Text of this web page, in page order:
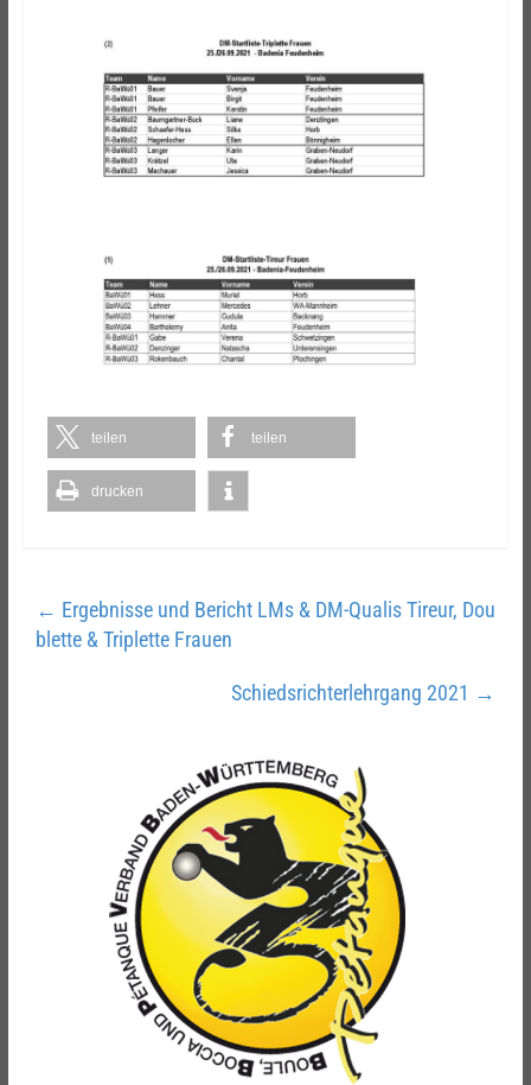
teilen teilen
drucken
← Ergebnisse und Bericht LMs & DM-Qualis Tireur, Dou
blette & Triplette Frauen
Schiedsrichterlehrgang 2021 →